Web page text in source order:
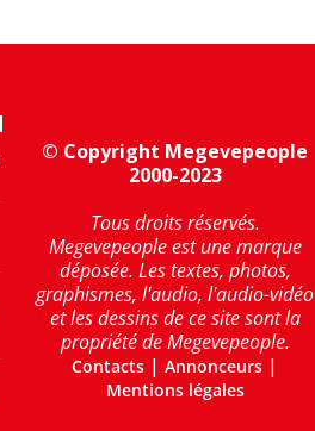
© Copyright Megevepeople
2000-2023
Tous droits réservés.
Megevepeople est une marque
déposée. Les textes, photos,
graphismes, l'audio, l'audio-vidéo
et les dessins de ce site sont la
propriété de Megevepeople.
Contacts |Annonceurs |
Mentions légales